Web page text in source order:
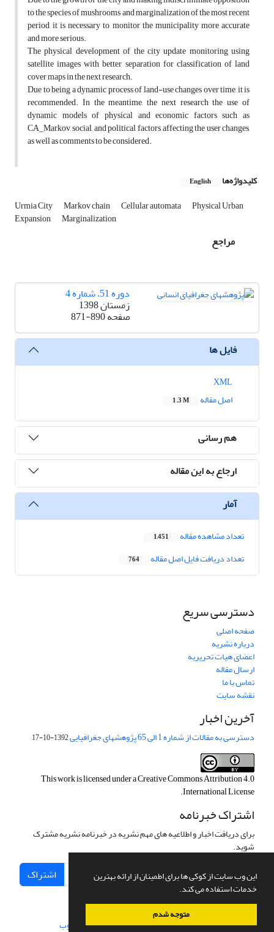
این وب سایت از کوکی ها برای اطمینان از ارائه بهترین
خدمات استفاده می کند.
متوجه شدم
to the species of mushrooms and marginalization of the most recent
period, it is necessary to monitor the municipality more accurate
and more serious.
The physical development of the city update monitoring using
satellite images with better separation for classification of land
cover maps in the next research.
Due to being a dynamic process of land-use changes over time, it is
recommended. In the meantime, the next research the use of
dynamic models of physical and economic factors such as
CA_Markov, social, and political factors, affecting the user changes,
as well as comments to be considered.
کلیدواژه‌ها English
Urmia City Markov chain Cellular automata Physical Urban
Expansion Marginalization
مراجع
دوره 51، شماره 4
زمستان 1398
صفحه871-890
فایل ها
اصل مقاله
1.3 M
هم رسانی
ارجاع به این مقاله
آمار
تعداد مشاهده مقاله 1,451
تعداد دریافت فایل اصل مقاله 764
دسترسی سریع
صفحه اصلی
درباره نشریه
اعضای هیات تحریریه
ارسال مقاله
تماس با ما
نقشه سایت
آخرین اخبار
دسترسی به مقالات از شماره 1 الی 65 پژوهشهای جغرافیایی 1392-10-17
This work is licensed under aCreative Commons Attribution 4.0
International License
.
اشتراک خبرنامه
برای دریافت اخبار و اطلاعیه های مهم نشریه در خبرنامه نشریه مشترک
شوید.
اشتراک
سامانه مدیریت نشریات علمی.طراحی و پیاده سازی از سیناوب